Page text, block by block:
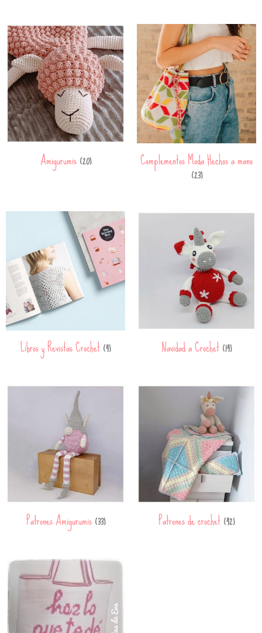
Amigurumis(20) Complementos Moda Hechos a mano
(23)
Libros y Revistas Crochet(4) Navidad a Crochet(14)
Patrones Amigurumis(33) Patrones de crochet(42)